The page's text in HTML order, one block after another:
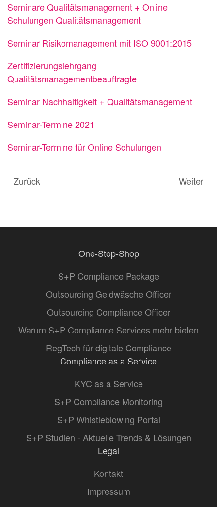
Seminare Qualitätsmanagement + Online
Schulungen Qualitätsmanagement
Seminar Risikomanagement mit ISO 9001:2015
Zertifizierungslehrgang
Qualitätsmanagementbeauftragte
Seminar Nachhaltigkeit + Qualitätsmanagement
Seminar-Termine 2021
Seminar-Termine für Online Schulungen
Zurück Weiter
One-Stop-Shop
S+P Compliance Package
Outsourcing Geldwäsche Officer
Outsourcing Compliance Officer
Warum S+P Compliance Services mehr bieten
RegTech für digitale Compliance
Compliance as a Service
KYC as a Service
S+P Compliance Monitoring
S+P Whistleblowing Portal
S+P Studien - Aktuelle Trends & Lösungen
Legal
Kontakt
Impressum